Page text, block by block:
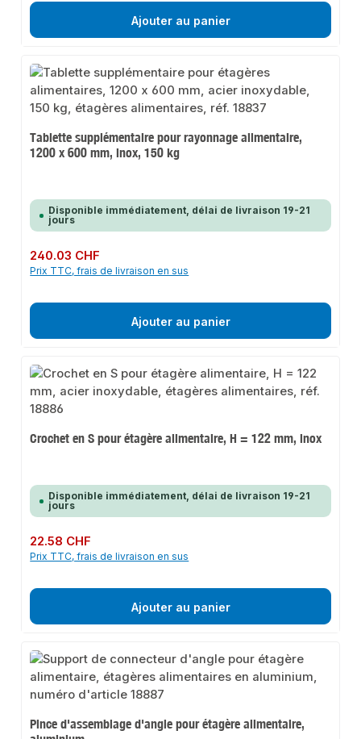
Ajouter au panier
Tablette supplémentaire pour rayonnage alimentaire,
1200 x 600 mm, inox, 150 kg
Disponible immédiatement, délai de livraison 19-21
jours
Prix régulier :
240.03 CHF
Prix TTC, frais de livraison en sus
Ajouter au panier
Crochet en S pour étagère alimentaire, H = 122 mm, inox
Disponible immédiatement, délai de livraison 19-21
jours
Prix régulier :
22.58 CHF
Prix TTC, frais de livraison en sus
Ajouter au panier
Pince d'assemblage d'angle pour étagère alimentaire,